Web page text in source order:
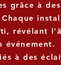
grâce à
révélant
événement.
à des